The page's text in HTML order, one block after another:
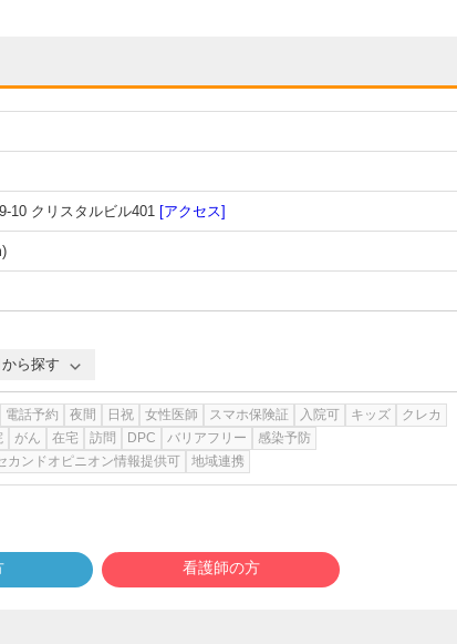
10 クリスタルビル401 [アクセス]
)
ら探す
電話予約 夜間 日祝 女性医師 スマホ保険証 入院可 キッズ
クレカ
がん 在宅 訪問 DPC バリアフリー
感染予防
カンドオピニオン情報提供可 地域連携
看護師の方